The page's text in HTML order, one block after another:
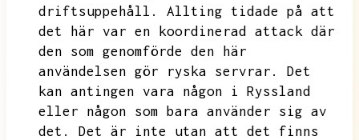
driftsuppehåll.
Allting tidade på att
det här var en koordinerad attack där
den som genomförde den här
användelsen gör ryska servrar.
Det
kan antingen vara någon i Ryssland
eller någon som bara använder sig av
det.
Det är inte utan att det finns